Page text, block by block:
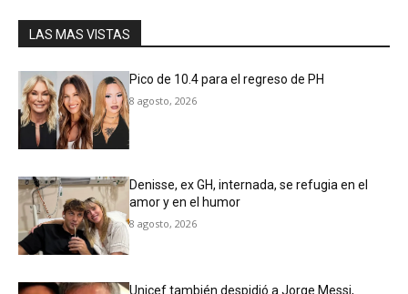
LAS MAS VISTAS
Pico de 10.4 para el regreso de PH
8 agosto, 2026
Denisse, ex GH, internada, se refugia en el
amor y en el humor
8 agosto, 2026
Unicef también despidió a Jorge Messi,